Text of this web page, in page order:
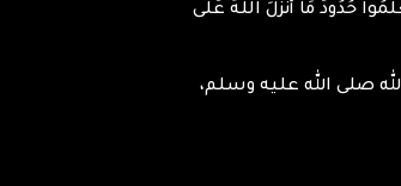
حُدُودَ مَا أَنْزَلَ اللَّهُ عَلَى
صلى الله عليه وسلم،